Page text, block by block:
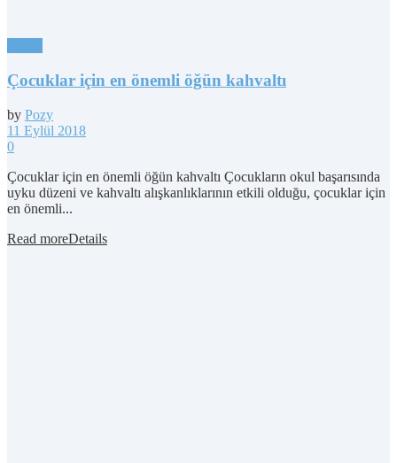
Çocuklar için en önemli öğün kahvaltı
by Pozy
11 Eylül 2018
0
Çocuklar için en önemli öğün kahvaltı Çocukların okul başarısında
uyku düzeni ve kahvaltı alışkanlıklarının etkili olduğu, çocuklar için
en önemli...
Read moreDetails